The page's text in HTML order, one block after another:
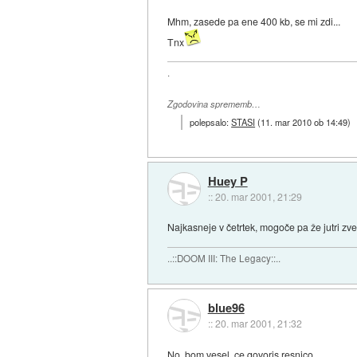
Mhm, zasede pa ene 400 kb, se mi zdi...
Tnx
.
Zgodovina sprememb…
polepsalo:STASI(11. mar 2010 ob 14:49)
Huey P
::20. mar 2001, 21:29
Najkasneje v četrtek, mogoče pa že jutri
..::DOOM III: The Legacy::..
blue96
::20. mar 2001, 21:32
No, bom vesel, ce govoris resnico...